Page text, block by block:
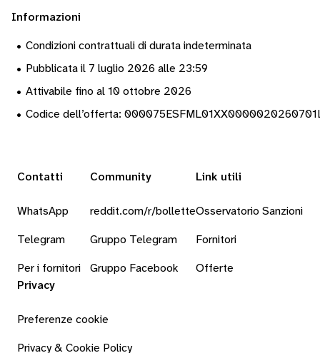
Informazioni
• Condizioni contrattuali di durata indeterminata
• Pubblicata il 7 luglio 2026 alle 23:59
• Attivabile fino al 10 ottobre 2026
• Codice dell’offerta:
Contatti
WhatsApp
Telegram
Per i fornitori
Community
reddit.com/r/bollette
Gruppo Telegram
Gruppo Facebook
Link utili
Osservatorio Sanzioni
Fornitori
Offerte
Privacy
Preferenze cookie
Privacy & Cookie Policy